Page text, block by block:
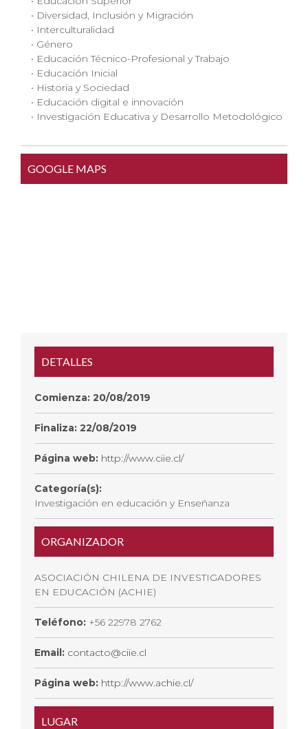
• Diversidad, Inclusión y Migración
• Interculturalidad
• Género
• Educación Técnico-Profesional y Trabajo
• Educación Inicial
• Historia y Sociedad
• Educación digital e innovación
• Investigación Educativa y Desarrollo Metodológico
GOOGLE MAPS
DETALLES
Comienza: 20/08/2019
Finaliza: 22/08/2019
Página web: http://www.ciie.cl/
Categoría(s):
Investigación en educación y Enseñanza
ORGANIZADOR
ASOCIACIÓN CHILENA DE INVESTIGADORES
EN EDUCACIÓN (ACHIE)
Teléfono: +56 22978 2762
Email: contacto@ciie.cl
Página web: http://www.achie.cl/
LUGAR